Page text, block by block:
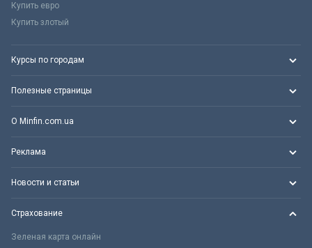
Купить евро
Купить злотый
Курсы по городам
Полезные страницы
О Minfin.com.ua
Реклама
Новости и статьи
Страхование
Зеленая карта онлайн